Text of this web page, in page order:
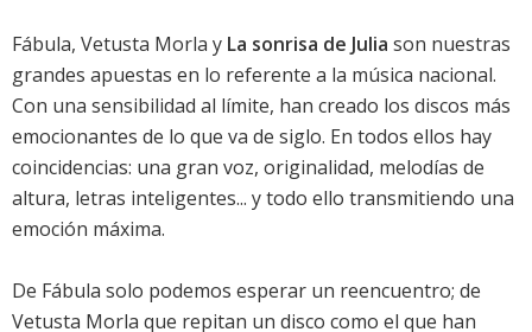
Fábula, Vetusta Morla y La sonrisa de Julia son nuestras
grandes apuestas en lo referente a la música nacional.
Con una sensibilidad al límite, han creado los discos más
emocionantes de lo que va de siglo. En todos ellos hay
coincidencias: una gran voz, originalidad, melodías de
altura, letras inteligentes... y todo ello transmitiendo una
emoción máxima.
De Fábula solo podemos esperar un reencuentro; de
Vetusta Morla que repitan un disco como el que han